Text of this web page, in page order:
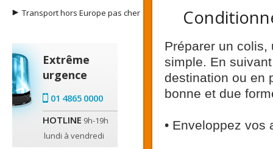
Transport hors Europe pas cher
Extrême
urgence
01 4865 0000
HOTLINE 9h-19h
lundi à vendredi
Préparer un colis,
simple. En
destination ou en
bonne et due
• Enveloppez